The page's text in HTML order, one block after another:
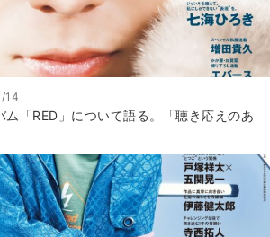
14
ム「RED」について語る。「聴き応えのあ